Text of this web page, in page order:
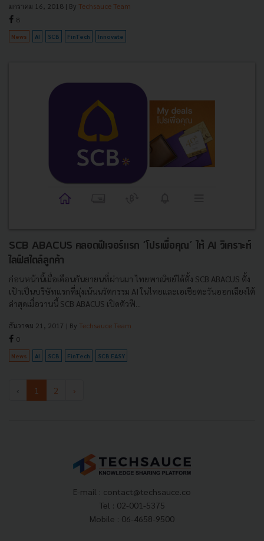
มกราคม 16, 2018 | By Techsauce Team
8
News AI SCB FinTech Innovate
SCB ABACUS คลอดฟีเจอร์แรก ‘โปรเพื่อคุณ’ ให้ AI วิเคราะห์
ไลฟ์สไตล์ลูกค้า
ก่อนหน้านี้เมื่อเดือนกันยายนที่ผ่านมา ไทยพาณิชย์ได้ตั้ง SCB ABACUS ตั้ง
เป้าเป็นบริษัทแรกที่มุ่งเน้นนวัตกรรม AI ในไทยและเอเชียตะวันออกเฉียงใต้
ล่าสุดเมื่อวานนี้ SCB ABACUS เปิดตัวฟี...
ธันวาคม 21, 2017 | By Techsauce Team
0
News AI SCB FinTech SCB EASY
‹ 1 2 ›
E-mail : contact@techsauce.co
Tel : 02-001-5375
Mobile : 06-4658-9500